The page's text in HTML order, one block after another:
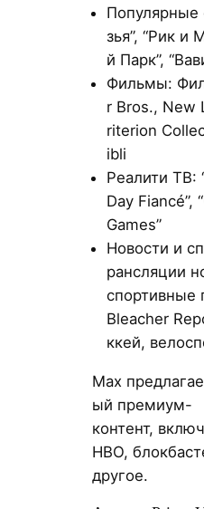
Популярные
зья”, “Рик и
й Парк”,
Фильмы:
r Bros., New
riterion
ibli
Реалити ТВ:
Day Fiancé”,
Games”
Новости и
рансляции
спортивные
Bleacher
ккей,
Max
ый премиум-
контент,
HBO,
другое.